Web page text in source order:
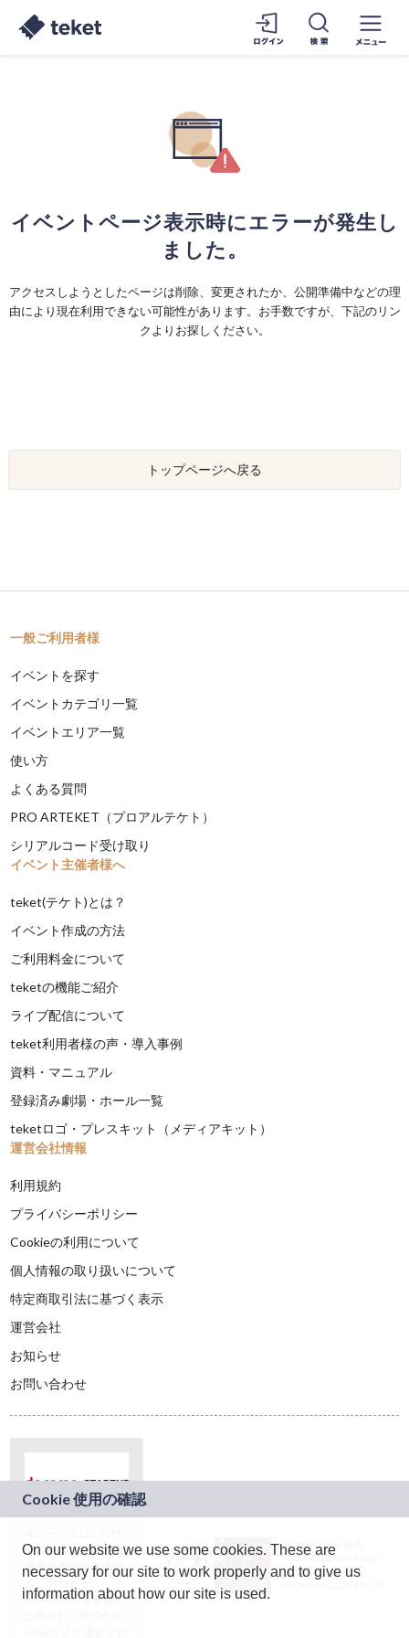
イベントページ表示時にエラーが発生し
ました。
アクセスしようとしたページは削除、変更されたか、公開準備中などの理
由により現在利用できない可能性があります。お手数ですが、下記のリン
クよりお探しください。
トップページへ戻る
一般ご利用者様
イベントを探す
イベントカテゴリ一覧
イベントエリア一覧
使い方
よくある質問
PRO ARTEKET（プロアルテケト）
シリアルコード受け取り
イベント主催者様へ
teket(テケト)とは？
イベント作成の方法
ご利用料金について
teketの機能ご紹介
ライブ配信について
teket利用者様の声・導入事例
資料・マニュアル
登録済み劇場・ホール一覧
teketロゴ・プレスキット（メディアキット）
運営会社情報
利用規約
プライバシーポリシー
Cookieの利用について
個人情報の取り扱いについて
特定商取引法に基づく表示
運営会社
お知らせ
お問い合わせ
ドコモグループの新
規事業創出プログラ
ム「docomo
STARTUP」を通じて
JASRAC許諾番号：
9024936001Y45037
JASRAC許諾番号：
On our website we use some cookies. These are
necessary for our site to work properly and to give us
information about how our site is used.